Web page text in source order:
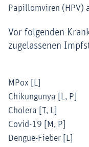
Papillomviren (HPV)
Vor folgenden
zugelassenen
MPox [L]
Chikungunya [L, P]
Cholera [T, L]
Covid-19 [M, P]
Dengue-Fieber [L]